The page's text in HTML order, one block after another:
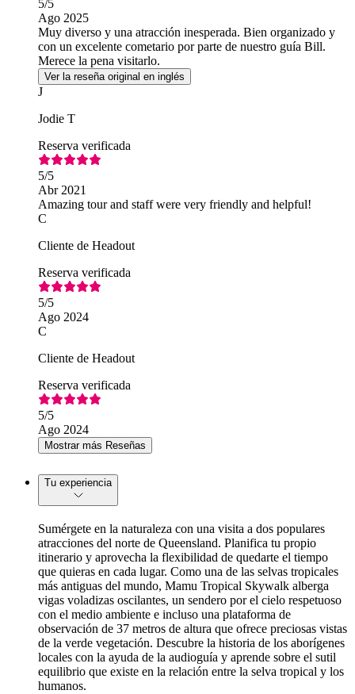
5/5
Ago 2025
Muy diverso y una atracción inesperada. Bien organizado y
con un excelente cometario por parte de nuestro guía Bill.
Merece la pena visitarlo.
Ver la reseña original en inglés
J
Jodie T
Reserva verificada
5/5
Abr 2021
Amazing tour and staff were very friendly and helpful!
C
Cliente de Headout
Reserva verificada
5/5
Ago 2024
C
Cliente de Headout
Reserva verificada
5/5
Ago 2024
Mostrar más Reseñas
Tu experiencia
Sumérgete en la naturaleza con una visita a dos populares
atracciones del norte de Queensland. Planifica tu propio
itinerario y aprovecha la flexibilidad de quedarte el tiempo
que quieras en cada lugar. Como una de las selvas tropicales
más antiguas del mundo, Mamu Tropical Skywalk alberga
vigas voladizas oscilantes, un sendero por el cielo respetuoso
con el medio ambiente e incluso una plataforma de
observación de 37 metros de altura que ofrece preciosas vistas
de la verde vegetación. Descubre la historia de los aborígenes
locales con la ayuda de la audioguía y aprende sobre el sutil
equilibrio que existe en la relación entre la selva tropical y los
humanos.